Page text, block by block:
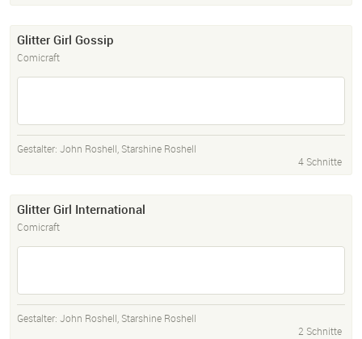
Glitter Girl Gossip
Comicraft
Gestalter: John Roshell, Starshine Roshell
4 Schnitte
Glitter Girl International
Comicraft
Gestalter: John Roshell, Starshine Roshell
2 Schnitte